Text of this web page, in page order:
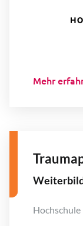
Mehr